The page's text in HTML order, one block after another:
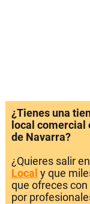
¿Tienes una
local comercial
de Navarra?
¿Quieres salir
Local y que
que ofreces
por